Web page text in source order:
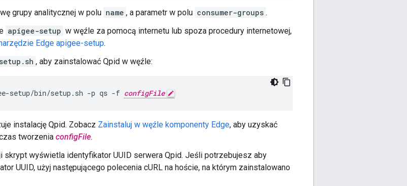
grupy analitycznej w polu name , a parametr w polu consumer-groups .
apigee-setup w węźle za pomocą internetu lub spoza procedury internetowej,
Edge apigee-setup.
, aby zainstalować Qpid w węźle:
setup/bin/setup.sh -p qs -f configFile
instalację Qpid. Zobacz Zainstaluj w węźle komponenty Edge, aby uzyskać
tworzenia configFile.
skrypt wyświetla identyfikator UUID serwera Qpid. Jeśli potrzebujesz aby
UUID, użyj następującego polecenia cURL na hoście, na którym zainstalowano